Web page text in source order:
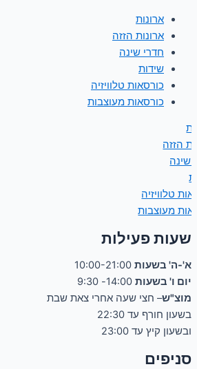
ארונות
ארונות הזזה
חדרי שינה
שידות
כורסאות טלוויזיה
כורסאות מעוצבות
הזזה
שינה
טלוויזיה
מעוצבות
שעות פעילות
א'-ה' בשעות
יום ו' בשעות
מוצ"ש– חצי שעה אחרי צאת שבת
בשעון חורף עד 22:30
ובשעון קיץ עד 23:00
סניפים